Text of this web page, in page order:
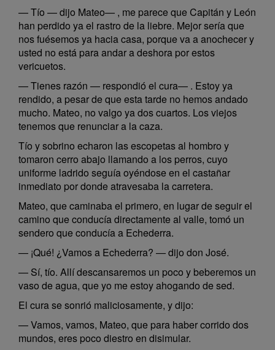
— Tío — dijo Mateo— , me parece que Capitán y León
han perdido ya el rastro de la liebre. Mejor sería que
nos fuésemos ya hacia casa, porque va a anochecer y
usted no está para andar a deshora por estos
vericuetos.
— Tienes razón — respondió el cura— . Estoy ya
rendido, a pesar de que esta tarde no hemos andado
mucho. Mateo, no valgo ya dos cuartos. Los viejos
tenemos que renunciar a la caza.
Tío y sobrino echaron las escopetas al hombro y
tomaron cerro abajo llamando a los perros, cuyo
uniforme ladrido seguía oyéndose en el castañar
inmediato por donde atravesaba la carretera.
Mateo, que caminaba el primero, en lugar de seguir el
camino que conducía directamente al valle, tomó un
sendero que conducía a Echederra.
— ¡Qué! ¿Vamos a Echederra? — dijo don José.
— Sí, tío. Allí descansaremos un poco y beberemos un
vaso de agua, que yo me estoy ahogando de sed.
El cura se sonrió maliciosamente, y dijo:
— Vamos, vamos, Mateo, que para haber corrido dos
mundos, eres poco diestro en disimular.